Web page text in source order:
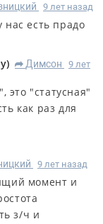
9 лет назад
есть прадо
) R Димсон
9 лет
это "статусная"
как раз для
9 лет назад
момент и
з/ч и